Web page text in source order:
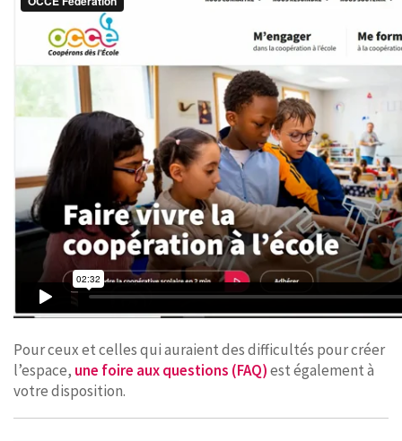
Pour ceux et celles qui auraient des difficultés pour créer
l’espace, une foire aux questions (FAQ)est également à
votre disposition.